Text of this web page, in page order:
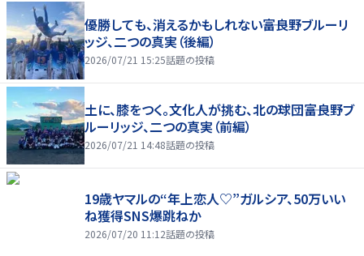
優勝しても、消えるかもしれない――富良野ブルーリ
ッジ、二つの真実（後編）
2026/07/21 15:25話題の投稿
土に、膝をつく。文化人が挑む、北の球団――富良野ブ
ルーリッジ、二つの真実（前編）
2026/07/21 14:48話題の投稿
19歳ヤマルの“年上恋人♡”ガルシア、50万いい
ね獲得SNS爆跳ねか
2026/07/20 11:12話題の投稿